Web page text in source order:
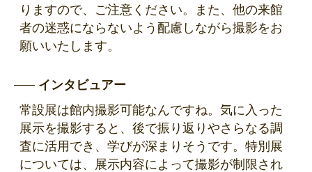
りますので、ご注意ください。また、他の来館
者の迷惑にならないよう配慮しながら撮影をお
願いいたします。
インタビュアー
常設展は館内撮影可能なんですね。気に入った
展示を撮影すると、後で振り返りやさらなる調
査に活用でき、学びが深まりそうです。特別展
については、展示内容によって撮影が制限され